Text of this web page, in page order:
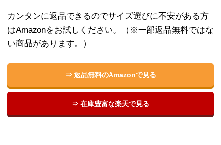
カンタンに返品できるのでサイズ選びに不安がある方
はAmazonをお試しください。（※一部返品無料ではな
い商品があります。）
⇒ 返品無料のAmazonで見る
⇒ 在庫豊富な楽天で見る